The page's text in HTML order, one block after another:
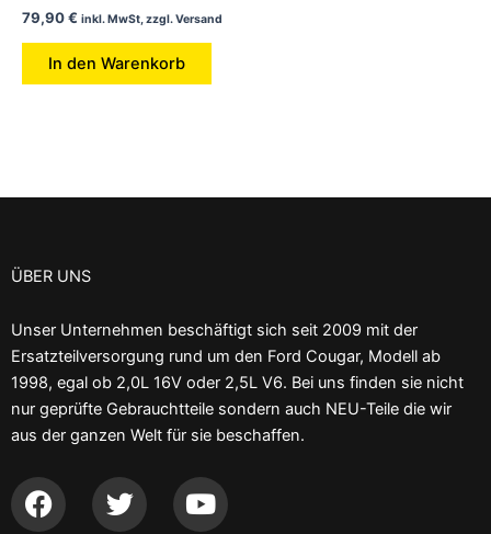
79,90€ inkl. MwSt, zzgl. Versand
In den Warenkorb
ÜBER UNS
Unser Unternehmen beschäftigt sich seit 2009 mit der
Ersatzteilversorgung rund um den Ford Cougar, Modell ab
1998, egal ob 2,0L 16V oder 2,5L V6. Bei uns finden sie nicht
nur geprüfte Gebrauchtteile sondern auch NEU-Teile die wir
aus der ganzen Welt für sie beschaffen.
F
a
T
w
Y
o